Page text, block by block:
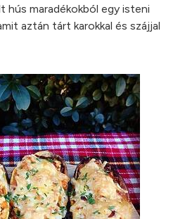
hús maradékokból egy isteni
aztán tárt karokkal és szájjal